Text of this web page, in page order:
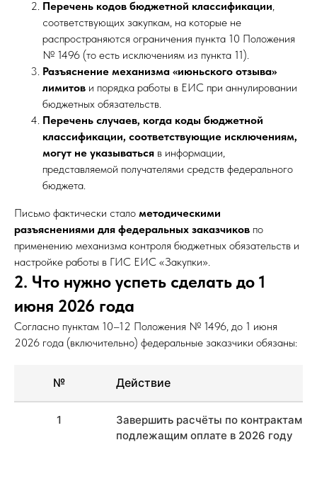
Перечень кодов бюджетной классификации,
соответствующих закупкам, на которые не
распространяются ограничения пункта 10 Положения
№ 1496 (то есть исключениям из пункта 11).
Разъяснение механизма «июньского отзыва»
лимитов и порядка работы в ЕИС при аннулировании
бюджетных обязательств.
Перечень случаев, когда коды бюджетной
классификации, соответствующие исключениям,
могут не указываться в информации,
представляемой получателями средств федерального
бюджета.
Письмо фактически стало методическими
разъяснениями для федеральных заказчиков по
применению механизма контроля бюджетных обязательств и
настройке работы в ГИС ЕИС «Закупки».
2. Что нужно успеть сделать до 1
июня 2026 года
Согласно пунктам 10–12 Положения № 1496, до 1 июня
2026 года (включительно) федеральные заказчики обязаны:
№ Действие
1
Завершить расчёты по контрактам,
подлежащим оплате в 2026 году